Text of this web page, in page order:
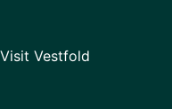
Visit Vestfold